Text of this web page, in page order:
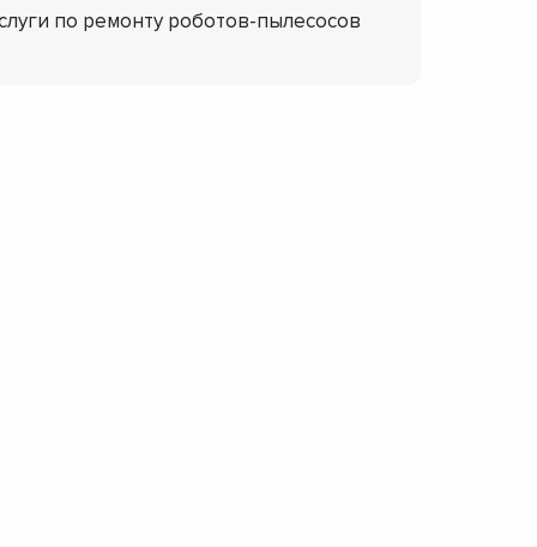
по ремонту роботов-пылесосов